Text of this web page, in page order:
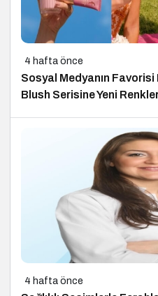
4 hafta önce
Sosyal Medyanın
Blush Serisine Yeni
4 hafta önce